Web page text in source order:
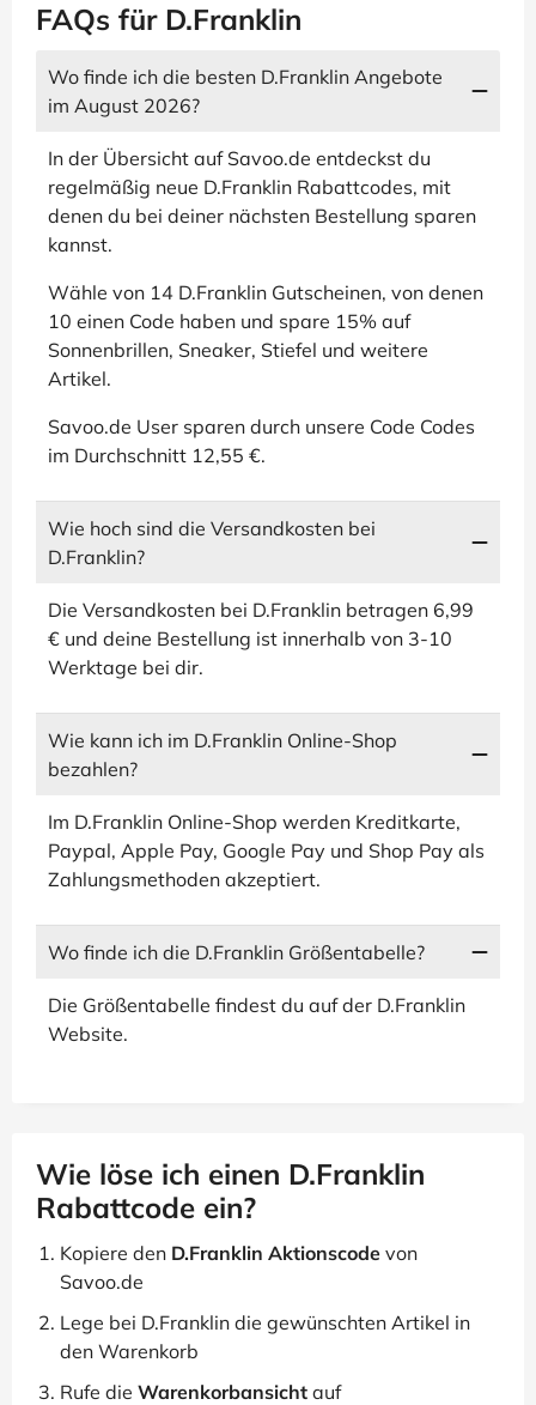
FAQs für D.Franklin
Wo finde ich die besten D.Franklin Angebote
im August 2026?
In der Übersicht auf Savoo.de entdeckst du
regelmäßig neue D.Franklin Rabattcodes, mit
denen du bei deiner nächsten Bestellung sparen
kannst.
Wähle von 14 D.Franklin Gutscheinen, von denen
10 einen Code haben und spare 15% auf
Sonnenbrillen, Sneaker, Stiefel und weitere
Artikel.
Savoo.de User sparen durch unsere Code Codes
im Durchschnitt 12,55 €.
Wie hoch sind die Versandkosten bei
D.Franklin?
Die Versandkosten bei D.Franklin betragen 6,99
€ und deine Bestellung ist innerhalb von 3-10
Werktage bei dir.
Wie kann ich im D.Franklin Online-Shop
bezahlen?
Im D.Franklin Online-Shop werden Kreditkarte,
Paypal, Apple Pay, Google Pay und Shop Pay als
Zahlungsmethoden akzeptiert.
Wo finde ich die D.Franklin Größentabelle?
Die Größentabelle findest du auf der D.Franklin
Website.
Wie löse ich einen D.Franklin
Rabattcode ein?
Kopiere den D.Franklin Aktionscode von
Savoo.de
Lege bei D.Franklin die gewünschten Artikel in
den Warenkorb
Rufe die Warenkorbansicht auf